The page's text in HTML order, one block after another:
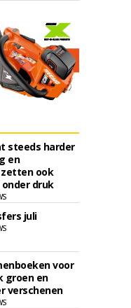
steeds harder
en
ook
druk
juli
voor
groen en
verschenen